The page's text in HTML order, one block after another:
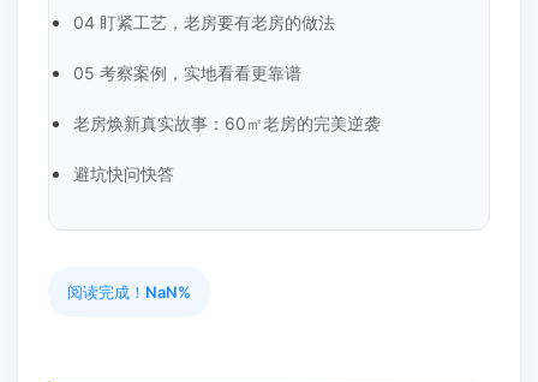
04 盯紧工艺，老房要有老房的做法
05 考察案例，实地看看更靠谱
老房焕新真实故事：60㎡老房的完美逆袭
避坑快问快答
阅读完成！ NaN%